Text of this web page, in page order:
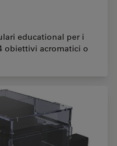
educational per i
obiettivi acromatici o